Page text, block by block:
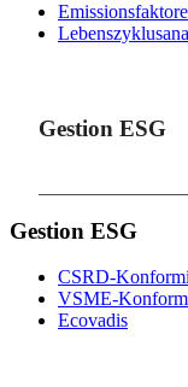
Gestion ESG
Gestion ESG
CSRD-
VSME-
Ecovadis